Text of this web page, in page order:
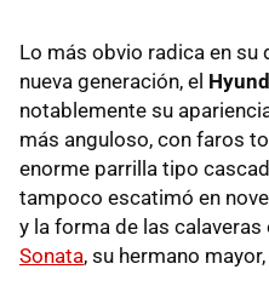
Lo más obvio radica en su
nueva generación, el
notablemente su
más anguloso, con faros
enorme parrilla tipo
tampoco escatimó en
y la forma de las calaveras
Sonata, su hermano